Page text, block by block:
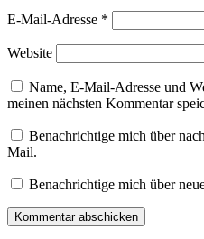
E-Mail-Adresse *
Website
Name, E-Mail-Adresse und
meinen nächsten Kommentar
Benachrichtige mich über
Mail.
Benachrichtige mich über